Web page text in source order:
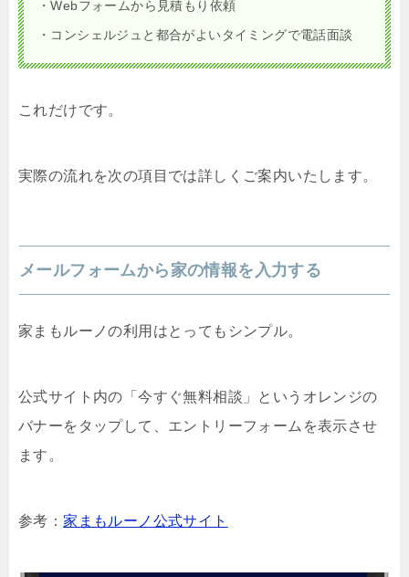
・Webフォームから見積もり依頼
・コンシェルジュと都合がよいタイミングで電話面談
これだけです。
実際の流れを次の項目では詳しくご案内いたします。
メールフォームから家の情報を入力する
家まもルーノの利用はとってもシンプル。
公式サイト内の「今すぐ無料相談」というオレンジの
バナーをタップして、エントリーフォームを表示させ
ます。
参考：家まもルーノ公式サイト